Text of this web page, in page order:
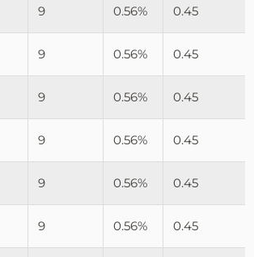
9 0.56% 0.45
9 0.56% 0.45
9 0.56% 0.45
9 0.56% 0.45
9 0.56% 0.45
9 0.56% 0.45